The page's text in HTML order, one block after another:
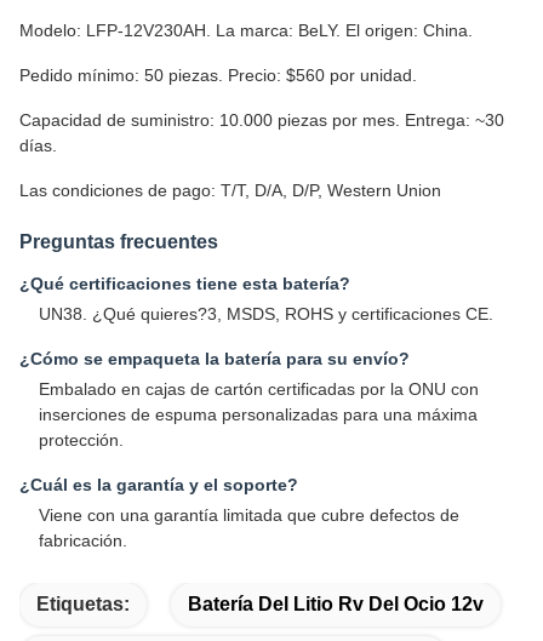
Modelo: LFP-12V230AH. La marca: BeLY. El origen: China.
Pedido mínimo: 50 piezas. Precio: $560 por unidad.
Capacidad de suministro: 10.000 piezas por mes. Entrega: ~30
días.
Las condiciones de pago: T/T, D/A, D/P, Western Union
Preguntas frecuentes
¿Qué certificaciones tiene esta batería?
UN38. ¿Qué quieres?3, MSDS, ROHS y certificaciones CE.
¿Cómo se empaqueta la batería para su envío?
Embalado en cajas de cartón certificadas por la ONU con
inserciones de espuma personalizadas para una máxima
protección.
¿Cuál es la garantía y el soporte?
Viene con una garantía limitada que cubre defectos de
fabricación.
Etiquetas: Batería Del Litio Rv Del Ocio 12v